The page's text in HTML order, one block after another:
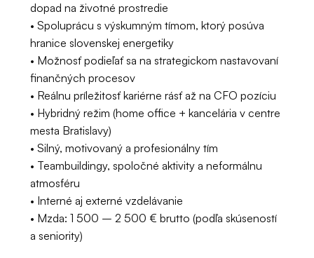
dopad na životné prostredie
• Spoluprácu s výskumným tímom, ktorý posúva
hranice slovenskej energetiky
• Možnosť podieľať sa na strategickom nastavovaní
finančných procesov
• Reálnu príležitosť kariérne rásť až na CFO pozíciu
• Hybridný režim (home office + kancelária v centre
mesta Bratislavy)
• Silný, motivovaný a profesionálny tím
• Teambuildingy, spoločné aktivity a neformálnu
atmosféru
• Interné aj externé vzdelávanie
• Mzda: 1 500 – 2 500 € brutto (podľa skúseností
a seniority)